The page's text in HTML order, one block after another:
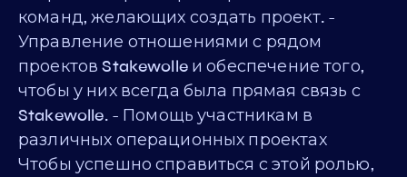
команд, желающих создать проект. -
Управление отношениями с рядом
проектов Stakewolle и обеспечение того,
чтобы у них всегда была прямая связь с
Stakewolle. - Помощь участникам в
различных операционных проектах
Чтобы успешно справиться с этой ролью,